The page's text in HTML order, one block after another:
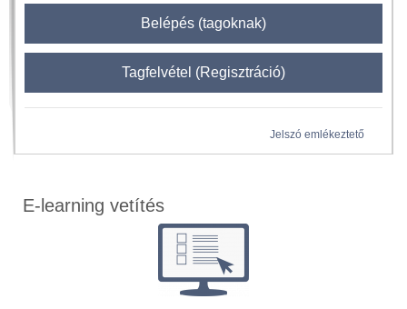
Belépés (tagoknak)
Tagfelvétel (Regisztráció)
Jelszó emlékeztető
E-learning vetítés